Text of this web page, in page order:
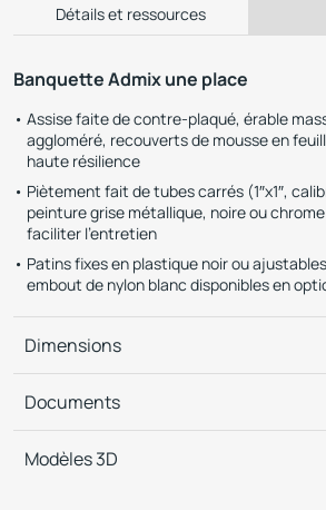
Détails et ressources
Banquette Admix une place
Assise faite de contre-plaqué, érable
aggloméré, recouverts de mousse en
haute résilience
Piètement fait de tubes carrés (1″x1″,
peinture grise métallique, noire ou
faciliter l’entretien
Patins fixes en plastique noir ou
embout de nylon blanc disponibles en
Dimensions
Documents
Modèles 3D